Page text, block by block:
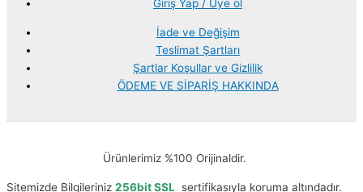
Giriş Yap / Uye ol
İade ve Değişim
Teslimat Şartları
Şartlar Koşullar ve Gizlilik
ÖDEME VE SİPARİŞ HAKKINDA
Ürünlerimiz %100 Orijinaldir.
Sitemizde Bilgileriniz 256bit SSL sertifikasıyla koruma altındadır.